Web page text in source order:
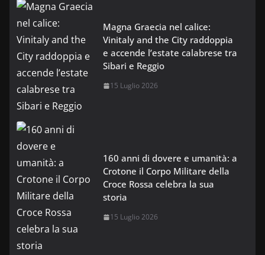
Magna Graecia nel calice:
Vinitaly and the City raddoppia
e accende l’estate calabrese tra
Sibari e Reggio
15 Luglio 2026
160 anni di dovere e umanità: a
Crotone il Corpo Militare della
Croce Rossa celebra la sua
storia
15 Luglio 2026